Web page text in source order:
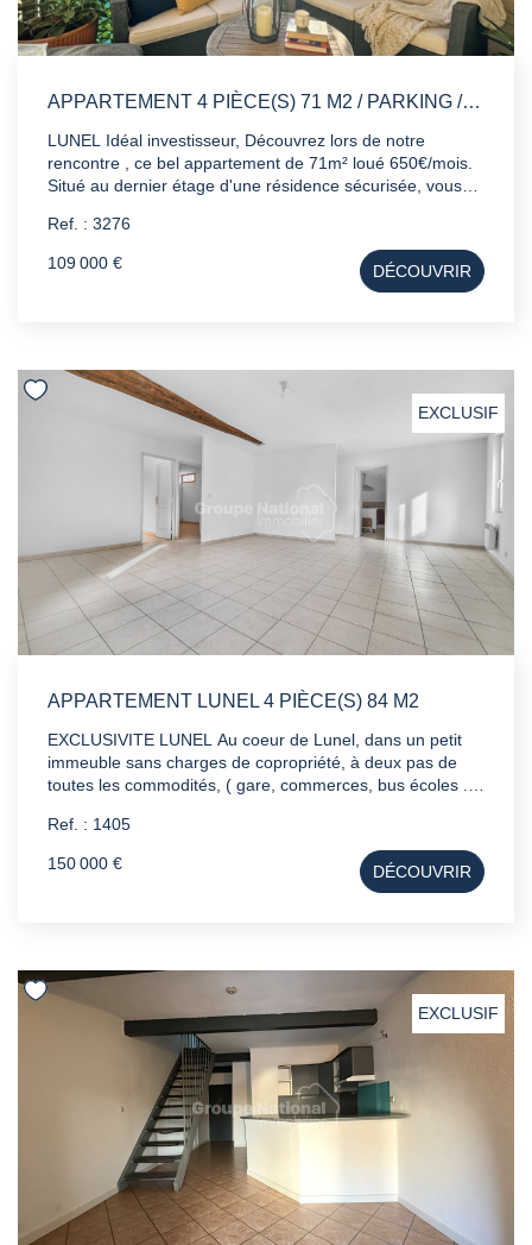
APPARTEMENT 4 PIÈCE(S) 71 M2 / PARKING / TERRASSE
LUNEL Idéal investisseur, Découvrez lors de notre
rencontre , ce bel appartement de 71m² loué 650€/mois.
Situé au dernier étage d'une résidence sécurisée, vous
idéalement exposée . A SAVOIR : Proches de tous
commerces Parking sécurisée Copropriété sécurisée
Cave
Ref. : 3276
109 000 € DÉCOUVRIR
EXCLUSIF
APPARTEMENT LUNEL 4 PIÈCE(S) 84 M2
EXCLUSIVITE LUNEL Au coeur de Lunel, dans un petit
immeuble sans charges de copropriété, à deux pas de
toutes les commodités, ( gare, commerces, bus écoles ...
particulièrement lumineux et avec une vue dégagée sur la
fameuse statue de la liberté. Pour plus d'infos et une
vidéo immersive, n'hésitez pas à nous contacter .
Ref. : 1405
150 000 € DÉCOUVRIR
EXCLUSIF